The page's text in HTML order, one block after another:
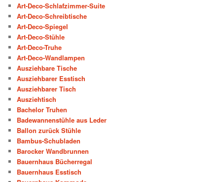
Art-Deco-Schlafzimmer-Suite
Art-Deco-Schreibtische
Art-Deco-Spiegel
Art-Deco-Stühle
Art-Deco-Truhe
Art-Deco-Wandlampen
Ausziehbare Tische
Ausziehbarer Esstisch
Ausziehbarer Tisch
Ausziehtisch
Bachelor Truhen
Badewannenstühle aus Leder
Ballon zurück Stühle
Bambus-Schubladen
Barocker Wandbrunnen
Bauernhaus Bücherregal
Bauernhaus Esstisch